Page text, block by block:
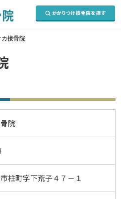
カ接骨院
院
柱町字下荒子４７－１